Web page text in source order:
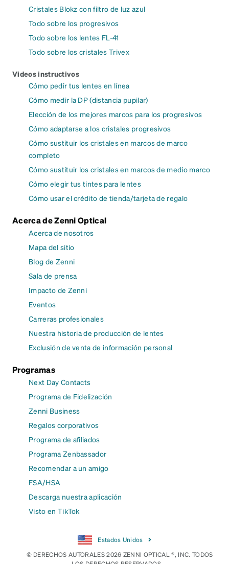
Cristales Blokz con filtro de luz azul
Todo sobre los progresivos
Todo sobre los lentes FL-41
Todo sobre los cristales Trivex
Videos instructivos
Cómo pedir tus lentes en línea
Cómo medir la DP (distancia pupilar)
Elección de los mejores marcos para los progresivos
Cómo adaptarse a los cristales progresivos
Cómo sustituir los cristales en marcos de marco
completo
Cómo sustituir los cristales en marcos de medio marco
Cómo elegir tus tintes para lentes
Cómo usar el crédito de tienda/tarjeta de regalo
Acerca de Zenni Optical
Acerca de nosotros
Mapa del sitio
Blog de Zenni
Sala de prensa
Impacto de Zenni
Eventos
Carreras profesionales
Nuestra historia de producción de lentes
Exclusión de venta de información personal
Programas
Next Day Contacts
Programa de Fidelización
Zenni Business
Regalos corporativos
Programa de afiliados
Programa Zenbassador
Recomendar a un amigo
FSA/HSA
Descarga nuestra aplicación
Visto en TikTok
Estados Unidos
© DERECHOS AUTORALES 2026 ZENNI OPTICAL ®, INC. TODOS